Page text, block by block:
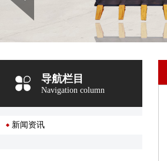
导航栏目
Navigation column
新闻资讯